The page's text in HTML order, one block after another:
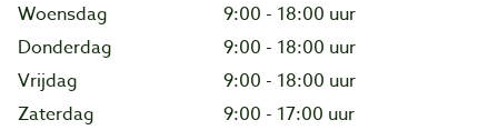
Woensdag
9:00 - 18:00 uur
Donderdag
9:00 - 18:00 uur
Vrijdag
9:00 - 18:00 uur
Zaterdag
9:00 - 17:00 uur